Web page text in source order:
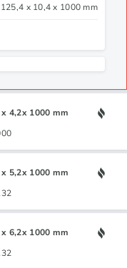
125,4 x 10,4 x 1000 mm
4,2x 1000 mm
5,2x 1000 mm
6,2x 1000 mm